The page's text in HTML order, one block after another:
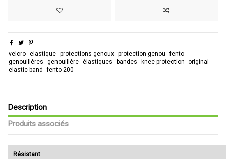
velcro elastique protections genoux protection genou
fento
genouillères
genouillère élastiques bandes knee protection original
elastic band
fento 200
Description
Produits associés
Résistant